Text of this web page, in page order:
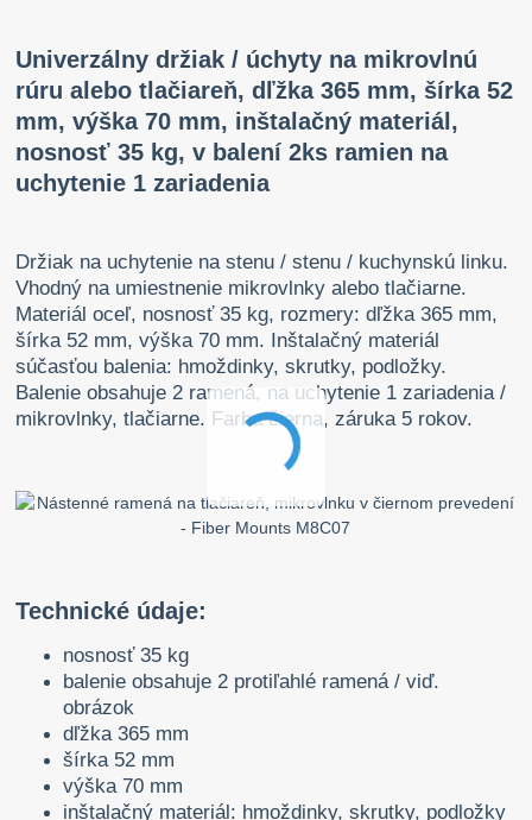
Univerzálny držiak / úchyty na mikrovlnú
rúru alebo tlačiareň, dľžka 365 mm, šírka 52
mm, výška 70 mm, inštalačný materiál,
nosnosť 35 kg, v balení 2ks ramien na
uchytenie 1 zariadenia
Držiak na uchytenie na stenu / stenu / kuchynskú linku.
Vhodný na umiestnenie mikrovlnky alebo tlačiarne.
Materiál oceľ, nosnosť 35 kg, rozmery: dľžka 365 mm,
šírka 52 mm, výška 70 mm. Inštalačný materiál
súčasťou balenia: hmoždinky, skrutky, podložky.
Balenie obsahuje 2 ramená, na uchytenie 1 zariadenia /
mikrovlnky, tlačiarne. Farba čierna, záruka 5 rokov.
Technické údaje:
nosnosť 35 kg
balenie obsahuje 2 protiľahlé ramená / viď.
obrázok
dľžka 365 mm
šírka 52 mm
výška 70 mm
inštalačný materiál: hmoždinky, skrutky, podložky